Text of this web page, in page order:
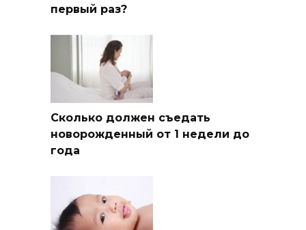
первый раз?
Сколько должен съедать
новорожденный от 1 недели до
года